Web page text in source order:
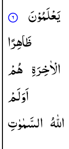
یَعْلَمُوْنَ
ظَاهِرًا
الْاٰخِرَةِ هُمْ
اَوَلَمْ
اللّٰهُ السَّمٰوٰتِ